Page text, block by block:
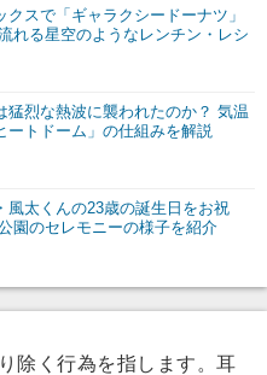
クスで「ギャラクシードーナツ」
れる星空のようなレンチン・レシ
猛烈な熱波に襲われたのか？ 気温
ートドーム」の仕組みを解説
風太くんの23歳の誕生日をお祝
園のセレモニーの様子を紹介
除く行為を指します。耳